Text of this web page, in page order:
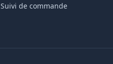
Suivi de commande